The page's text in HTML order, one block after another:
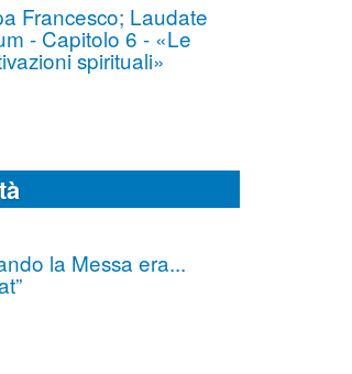
Francesco; Laudate
- Capitolo 6 - «Le
spirituali»
la Messa era...